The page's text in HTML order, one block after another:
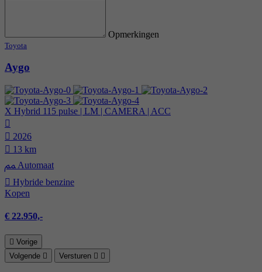
Opmerkingen
Toyota
Aygo
X Hybrid 115 pulse | LM | CAMERA | ACC
2026
13 km
Automaat
Hybride benzine
Kopen
€ 22.950,-
Vorige
Volgende
Versturen